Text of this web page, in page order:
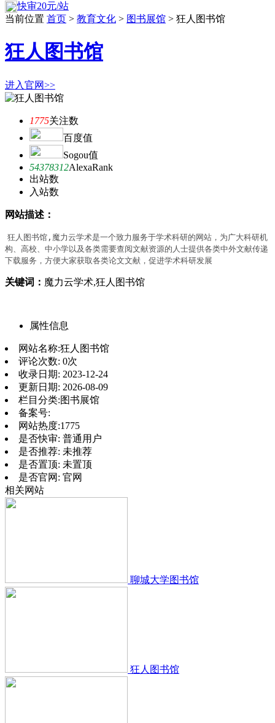
快审20元/站
当前位置 首页 > 教育文化 > 图书展馆 > 狂人图书馆
狂人图书馆
进入官网>>
1775关注数
百度值
Sogou值
54378312AlexaRank
出站数
入站数
网站描述：
狂人图书馆,魔力云学术是一个致力服务于学术科研的网站，为广大科研机
构、高校、中小学以及各类需要查阅文献资源的人士提供各类中外文献传递
下载服务，方便大家获取各类论文文献，促进学术科研发展
关键词： 魔力云学术,狂人图书馆
属性信息
网站名称:狂人图书馆
评论次数: 0次
收录日期: 2023-12-24
更新日期: 2026-08-09
栏目分类:图书展馆
备案号:
网站热度:1775
是否快审: 普通用户
是否推荐: 未推荐
是否置顶: 未置顶
是否官网: 官网
相关网站
聊城大学图书馆
狂人图书馆